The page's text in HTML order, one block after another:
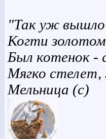
"Так уж вышло
Когти
Был котенок -
Мягко
Мельница (с)